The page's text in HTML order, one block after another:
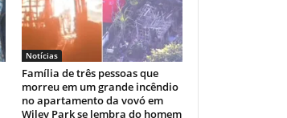
Notícias
Família de três pessoas que
morreu em um grande incêndio
no apartamento da vovó em
Wiley Park se lembra do homem